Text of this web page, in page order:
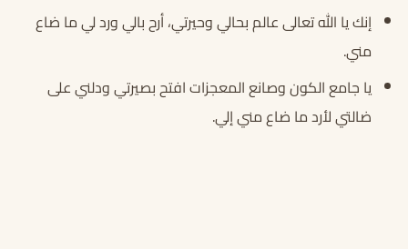
إنك يا الله تعالى عالم بحالي وحيرتي، أرح بالي ورد لي ما ضاع
مني.
يا جامع الكون وصانع المعجزات افتح بصيرتي ودلني على
ضالتي لأرد ما ضاع مني إلي.